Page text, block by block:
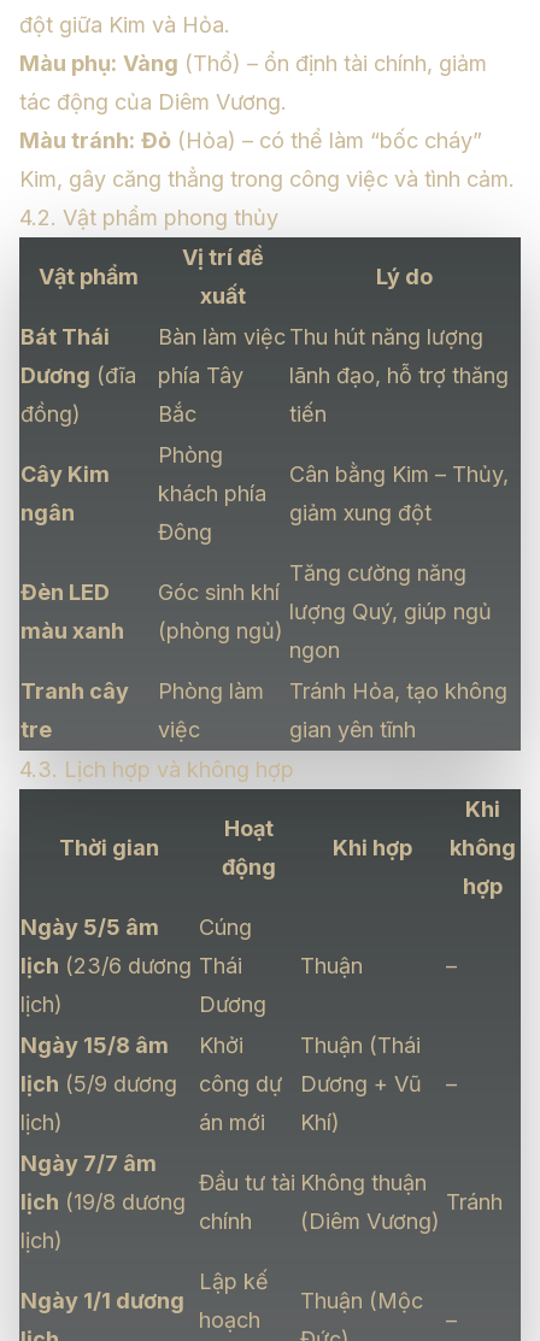
đột giữa Kim và Hỏa.
Màu phụ: Vàng (Thổ) – ổn định tài chính, giảm
tác động của Diêm Vương.
Màu tránh: Đỏ (Hỏa) – có thể làm “bốc cháy”
Kim, gây căng thẳng trong công việc và tình cảm.
4.2. Vật phẩm phong thủy
Vật phẩm
Vị trí đề
xuất
Lý do
Bát Thái
Dương (đĩa
đồng)
Bàn làm việc
phía Tây
Bắc
Thu hút năng lượng
lãnh đạo, hỗ trợ thăng
tiến
Cây Kim
ngân
Phòng
khách phía
Đông
Cân bằng Kim – Thủy,
giảm xung đột
Đèn LED
màu xanh
Góc sinh khí
(phòng ngủ)
Tăng cường năng
lượng Quý, giúp ngủ
ngon
Tranh cây
tre
Phòng làm
việc
Tránh Hỏa, tạo không
gian yên tĩnh
4.3. Lịch hợp và không hợp
Thời gian
Hoạt
động
Khi hợp
Khi
không
hợp
Ngày 5/5 âm
lịch (23/6 dương
lịch)
Cúng
Thái
Dương
Thuận –
Ngày 15/8 âm
lịch (5/9 dương
lịch)
Khởi
công dự
án mới
Thuận (Thái
Dương + Vũ
Khí)
–
Ngày 7/7 âm
lịch (19/8 dương
lịch)
Đầu tư tài
chính
Không thuận
(Diêm Vương)
Tránh
Ngày 1/1 dương
Lập kế
hoạch
Thuận (Mộc
–